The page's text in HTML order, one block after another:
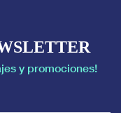
y promociones!